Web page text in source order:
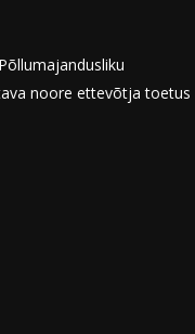
noore ettevõtja toetus